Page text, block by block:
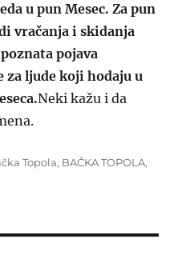
u pun Mesec. Za pun
vračanja i skidanja
pojava
za ljude koji hodaju u
Neki kažu i da
Topola, BAČKA TOPOLA,